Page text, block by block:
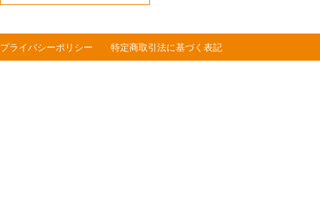
プライバシーポリシー 特定商取引法に基づく表記